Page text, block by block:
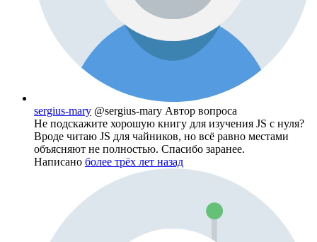
sergius-mary @sergius-mary Автор вопроса
Не подскажите хорошую книгу для изучения JS с нуля?
Вроде читаю JS для чайников, но всё равно местами
объясняют не полностью. Спасибо заранее.
Написано более трёх лет назад